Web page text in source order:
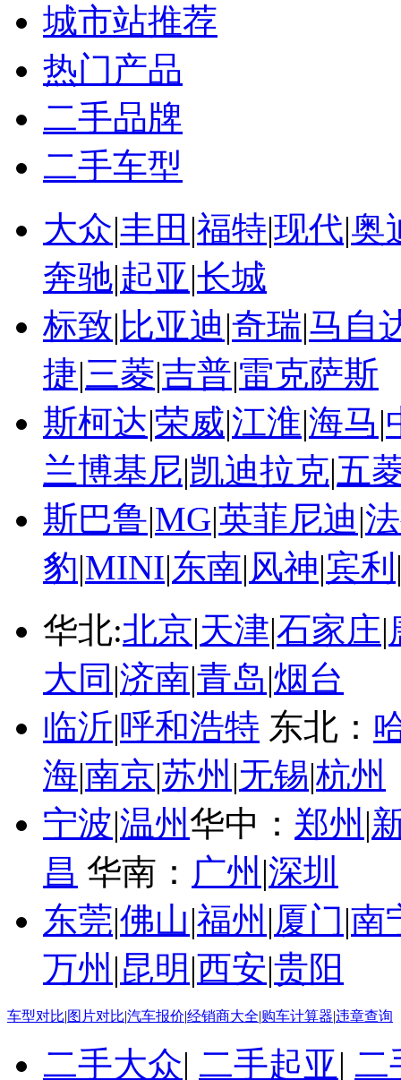
城市站推荐
热门产品
二手品牌
二手车型
大众|丰田 |福特|现代|奥
奔驰|起亚|长城
标致| 比亚迪|奇瑞|马自
捷|三菱|吉普|雷克萨斯
斯柯达|荣威|江淮|海马|
兰博基尼|凯迪拉克|五
斯巴鲁|MG|英菲尼迪|
豹|MINI|东南|风神|宾利
华北:北京|天津|石家庄|
大同 |济南|青岛|烟台
临沂|呼和浩特 东北：
海|南京|苏州 |无锡|杭州
宁波|温州华中： 郑州 |
昌 华南： 广州 |深圳
东莞|佛山|福州 |厦门|南
万州 |昆明 |西安|贵阳
车型对比|图片对比|汽车报价|经销商大全|购车计算器|违章查询
二手大众| 二手起亚| 二